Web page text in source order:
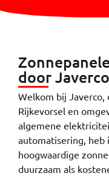
door
Welkom bij
Rijkevorsel en
algemene
automatisering, heb
hoogwaardige
duurzaam als